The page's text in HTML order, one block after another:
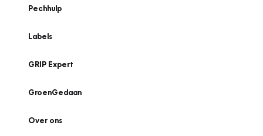
Pechhulp
Labels
GRIP Expert
GroenGedaan
Over ons